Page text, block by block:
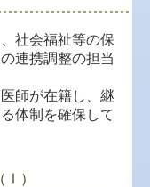
社会福祉等の保
連携調整の担当
師が在籍し、継
体制を確保して
Ⅰ）